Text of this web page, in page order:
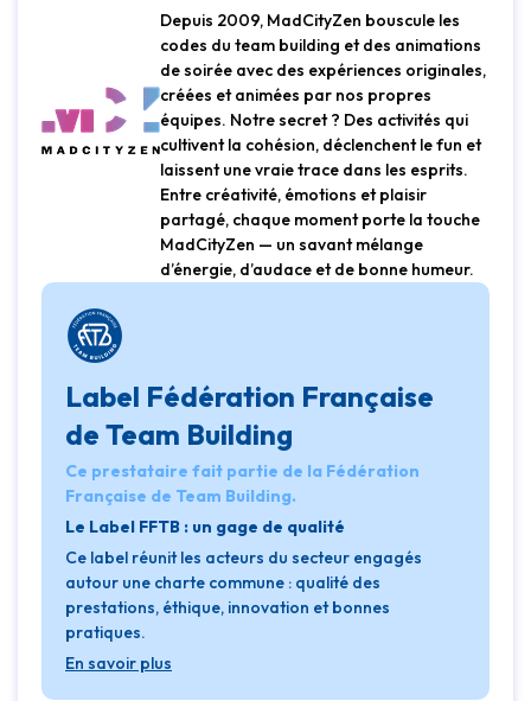
Depuis 2009, MadCityZen bouscule les
codes du team building et des animations
de soirée avec des expériences originales,
créées et animées par nos propres
équipes. Notre secret ? Des activités qui
cultivent la cohésion, déclenchent le fun et
laissent une vraie trace dans les esprits.
Entre créativité, émotions et plaisir
partagé, chaque moment porte la touche
MadCityZen — un savant mélange
d’énergie, d’audace et de bonne humeur.
Label Fédération Française
de Team Building
Ce prestataire fait partie de la Fédération
Française de Team Building.
Le Label FFTB : un gage de qualité
Ce label réunit les acteurs du secteur engagés
autour une charte commune : qualité des
prestations, éthique, innovation et bonnes
pratiques.
En savoir plus